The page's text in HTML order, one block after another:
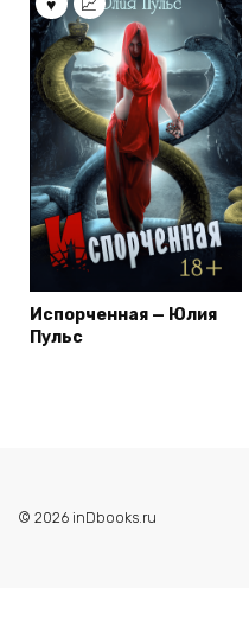
Испорченная — Юлия
Пульс
© 2026 inDbooks.ru